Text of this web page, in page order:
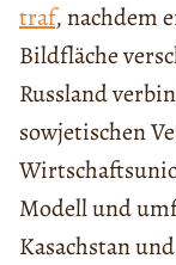
traf, nachdem
Bildfläche
Russland
sowjetischen
Modell und
Kasachstan